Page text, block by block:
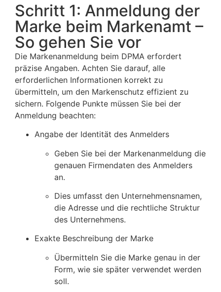
Schritt 1: Anmeldung der
Marke beim Markenamt –
So gehen Sie vor
Die Markenanmeldung beim DPMA erfordert
präzise Angaben. Achten Sie darauf, alle
erforderlichen Informationen korrekt zu
übermitteln, um den Markenschutz effizient zu
sichern. Folgende Punkte müssen Sie bei der
Anmeldung beachten:
Angabe der Identität des Anmelders
Geben Sie bei der Markenanmeldung die
genauen Firmendaten des Anmelders
an.
Dies umfasst den Unternehmensnamen,
die Adresse und die rechtliche Struktur
des Unternehmens.
Exakte Beschreibung der Marke
Übermitteln Sie die Marke genau in der
Form, wie sie später verwendet werden
soll.